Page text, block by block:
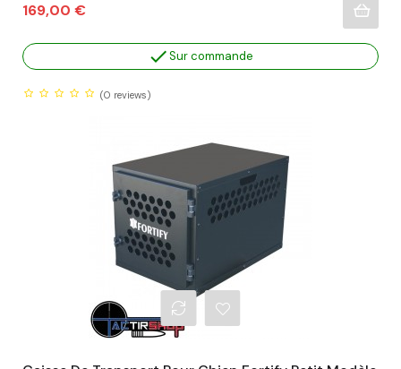
Prix
169,00 €
Sur commande
(0 reviews)